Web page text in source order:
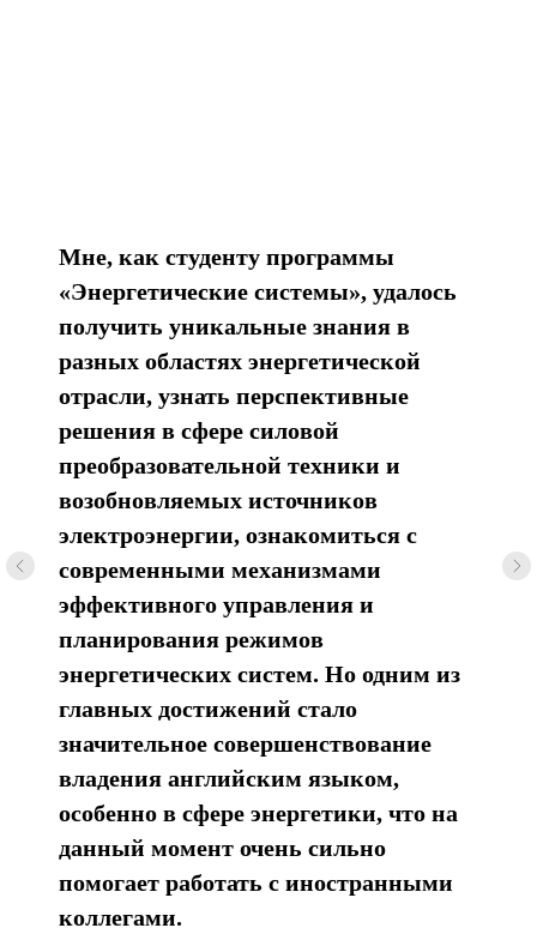
Мне, как студенту программы
«Энергетические системы», удалось
получить уникальные знания в
разных областях энергетической
отрасли, узнать перспективные
решения в сфере силовой
преобразовательной техники и
возобновляемых источников
электроэнергии, ознакомиться с
современными механизмами
эффективного управления и
планирования режимов
энергетических систем. Но одним из
главных достижений стало
значительное совершенствование
владения английским языком,
особенно в сфере энергетики, что на
данный момент очень сильно
помогает работать с иностранными
коллегами.